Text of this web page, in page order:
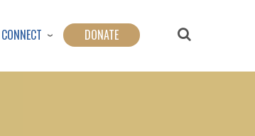
CONNECT DONATE